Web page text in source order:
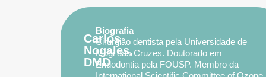
Carlos
Nogales,
DMD
Biografia
Cirurgião dentista pela Universidade de
Mogi das Cruzes. Doutorado em
Endodontia pela FOUSP. Membro da